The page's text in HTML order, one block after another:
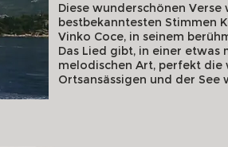
Diese wunderschönen
bestbekanntesten Stimmen
Vinko Coce, in seinem
Das Lied gibt, in einer etwas
melodischen Art, perfekt die
Ortsansässigen und der See